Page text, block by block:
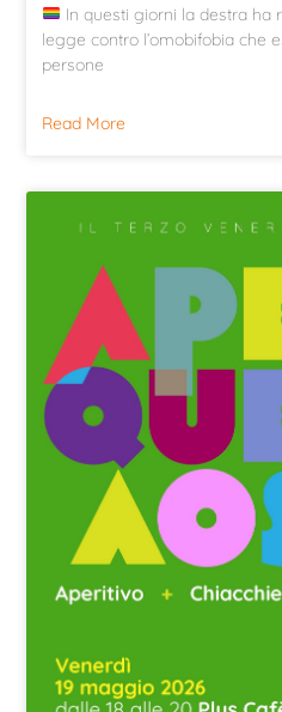
In questi giorni la destra ha
legge contro l’omobifobia che
persone
Read More